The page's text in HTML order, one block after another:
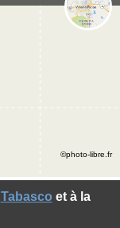
Tabasco et à la
©photo-libre.fr